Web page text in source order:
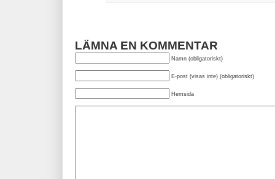
LÄMNA EN KOMMENTAR
Namn (obligatoriskt)
E-post (visas inte) (obligatoriskt)
Hemsida